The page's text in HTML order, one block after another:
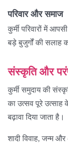
परिवार और समाज
कुर्मी परिवारों में
बड़े बुजुर्गों की सलाह
संस्कृति और
कुर्मी समुदाय की
का उत्सव पूरे उत्साह
बढ़ावा दिया जाता है।
शादी विवाह, जन्म और